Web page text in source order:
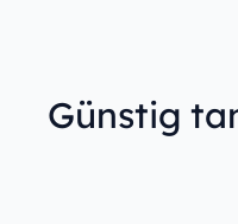
Günstig